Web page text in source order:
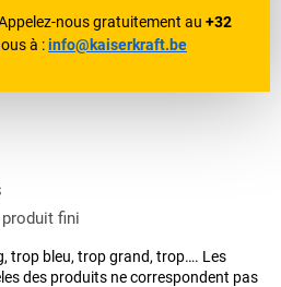
nous gratuitement au +32
à :info@kaiserkraft.be
fini
trop bleu, trop grand, trop…. Les
des produits ne correspondent pas